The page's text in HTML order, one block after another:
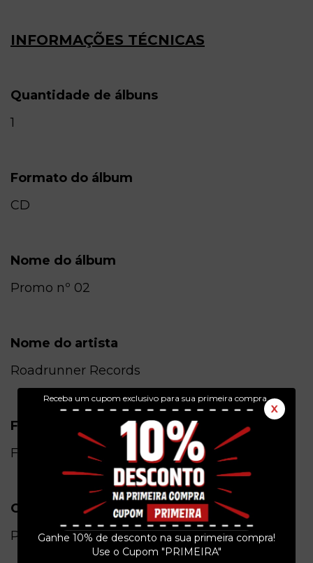
Receba um cupom exclusivo para sua primeira compra.
X
Ganhe 10% de desconto na sua primeira compra!
Use o Cupom "PRIMEIRA"
INFORMAÇÕES TÉCNICAS
Quantidade de álbuns
1
Formato do álbum
CD
Nome do álbum
Promo nº 02
Nome do artista
Roadrunner Records
Formato
Físico
Gênero
Pop